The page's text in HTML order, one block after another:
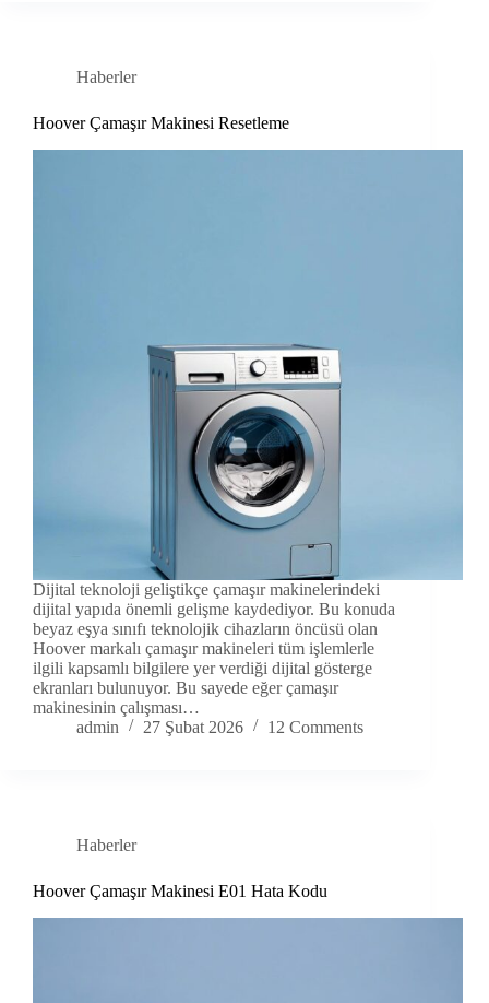
Haberler
Hoover Çamaşır Makinesi Resetleme
Dijital teknoloji geliştikçe çamaşır makinelerindeki
dijital yapıda önemli gelişme kaydediyor. Bu konuda
beyaz eşya sınıfı teknolojik cihazların öncüsü olan
Hoover markalı çamaşır makineleri tüm işlemlerle
ilgili kapsamlı bilgilere yer verdiği dijital gösterge
ekranları bulunuyor. Bu sayede eğer çamaşır
makinesinin çalışması…
admin
27 Şubat 2026 12 Comments
Haberler
Hoover Çamaşır Makinesi E01 Hata Kodu